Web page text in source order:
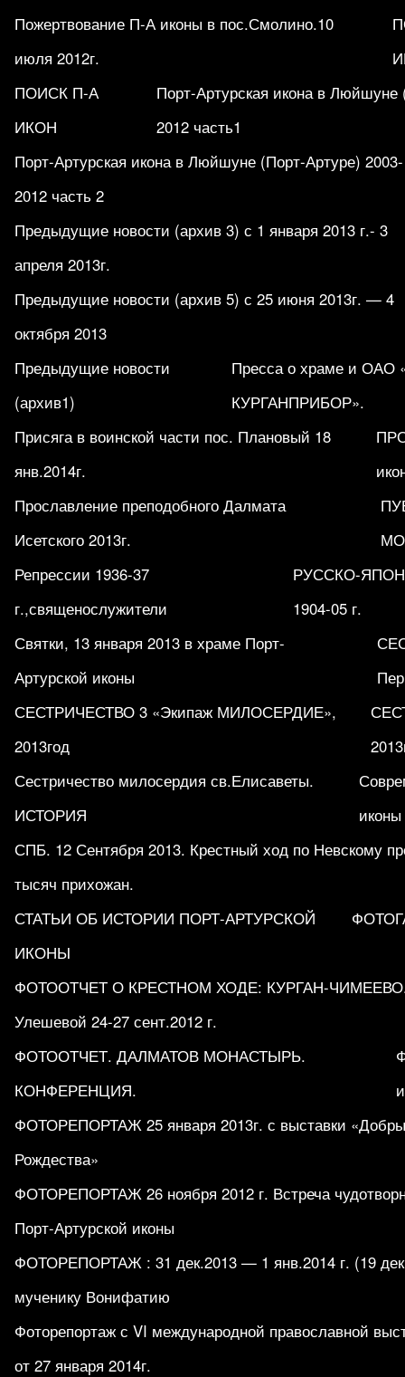
Пожертвование П-А иконы в пос.Смолино.10
июля 2012г.
ПОИСК П-А
ИКОН
Порт-Артурская икона в Люйшуне
2012 часть1
Порт-Артурская икона в Люйшуне (Порт-Артуре) 2003-
2012 часть 2
Предыдущие новости (архив 3) с 1 января 2013 г.- 3
апреля 2013г.
Предыдущие новости (архив 5) с 25 июня 2013г. — 4
октября 2013
Предыдущие новости
(архив1)
Пресса о храме и ОАО
КУРГАНПРИБОР».
Присяга в воинской части пос. Плановый 18
янв.2014г.
Прославление преподобного Далмата
Исетского 2013г.
Репрессии 1936-37
г.,священослужители
РУССКО-
1904-05 г.
Святки, 13 января 2013 в храме Порт-
Артурской иконы
СЕСТРИЧЕСТВО 3 «Экипаж МИЛОСЕРДИЕ»,
2013год
Сестричество милосердия св.Елисаветы.
ИСТОРИЯ
иконы
СПБ. 12 Сентября 2013. Крестный ход по Невскому
тысяч прихожан.
СТАТЬИ ОБ ИСТОРИИ ПОРТ-АРТУРСКОЙ
ИКОНЫ
ФОТООТЧЕТ О КРЕСТНОМ ХОДЕ: КУРГАН-
Улешевой 24-27 сент.2012 г.
ФОТООТЧЕТ. ДАЛМАТОВ МОНАСТЫРЬ.
КОНФЕРЕНЦИЯ.
ФОТОРЕПОРТАЖ 25 января 2013г. с выставки
Рождества»
ФОТОРЕПОРТАЖ 26 ноября 2012 г. Встреча
Порт-Артурской иконы
ФОТОРЕПОРТАЖ : 31 дек.2013 — 1 янв.2014 г. (19
мученику Вонифатию
Фоторепортаж с VI международной православной
от 27 января 2014г.